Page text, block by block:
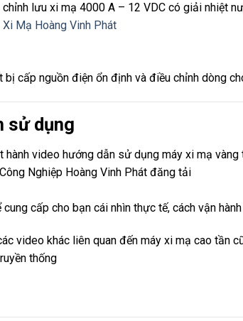
chỉnh lưu xi mạ 4000 A – 12 VDC có giải nhiệt
Xi Mạ Hoàng Vinh Phát
cấp nguồn điện ổn định và điều chỉnh dòng
sử dụng
hành video hướng dẫn sử dụng máy xi mạ vàng
Nghiệp Hoàng Vinh Phát đăng tải
cung cấp cho bạn cái nhìn thực tế, cách vận
video khác liên quan đến máy xi mạ cao tần
thống